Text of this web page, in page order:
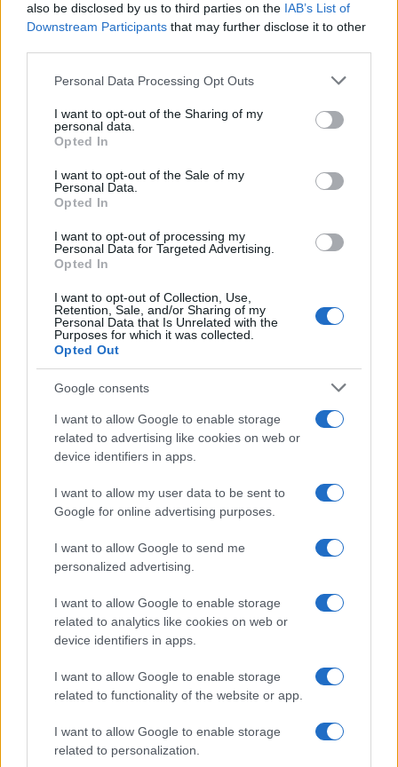
also be disclosed by us to third parties on the IAB’s List of
Downstream Participants that may further disclose it to other
Please note that this website/app uses one or more Google
not limited to your visit or usage behaviour. You may click to
grant or deny consent to Google and its third-party tags to
use your data for below specified purposes in below Google
consent section.
Personal Data Processing Opt Outs
I want to opt-out of the Sharing of my
personal data.
Opted In
I want to opt-out of the Sale of my
Personal Data.
Opted In
I want to opt-out of processing my
Personal Data for Targeted Advertising.
Opted In
I want to opt-out of Collection, Use,
Retention, Sale, and/or Sharing of my
Personal Data that Is Unrelated with the
Purposes for which it was collected.
Opted Out
Google consents
I want to allow Google to enable storage
related to advertising like cookies on web or
device identifiers in apps.
I want to allow my user data to be sent to
Google for online advertising purposes.
I want to allow Google to send me
personalized advertising.
I want to allow Google to enable storage
related to analytics like cookies on web or
device identifiers in apps.
I want to allow Google to enable storage
related to functionality of the website or app.
I want to allow Google to enable storage
related to personalization.
BELLEZZA
Come ottenere labbra perfette con il metodo gym lips
Cristian Castiglioni · 7 Ago 2026
LIFESTYLE
Dove si terrà Vogue World nel 2027: la scelta di San
Francisco
LIFESTYLE